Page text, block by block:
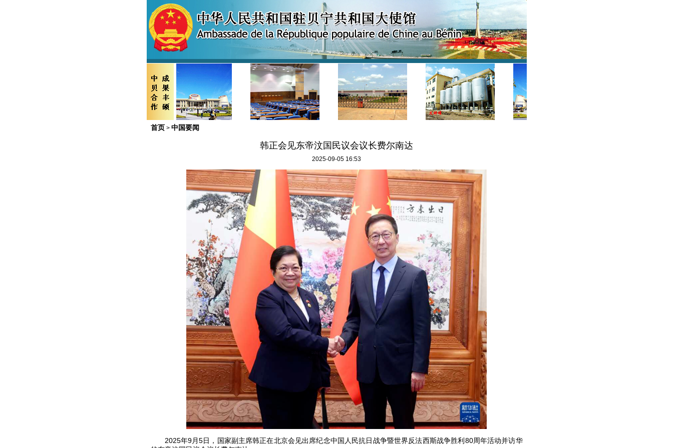
首页 > 中国要闻
韩正会见东帝汶国民议会议长费尔南达
2025-09-05 16:53
2025年9月5日，国家副主席韩正在北京会见出席纪念中国人民抗日战争暨世界反法西斯战争胜利80周年活动并访华